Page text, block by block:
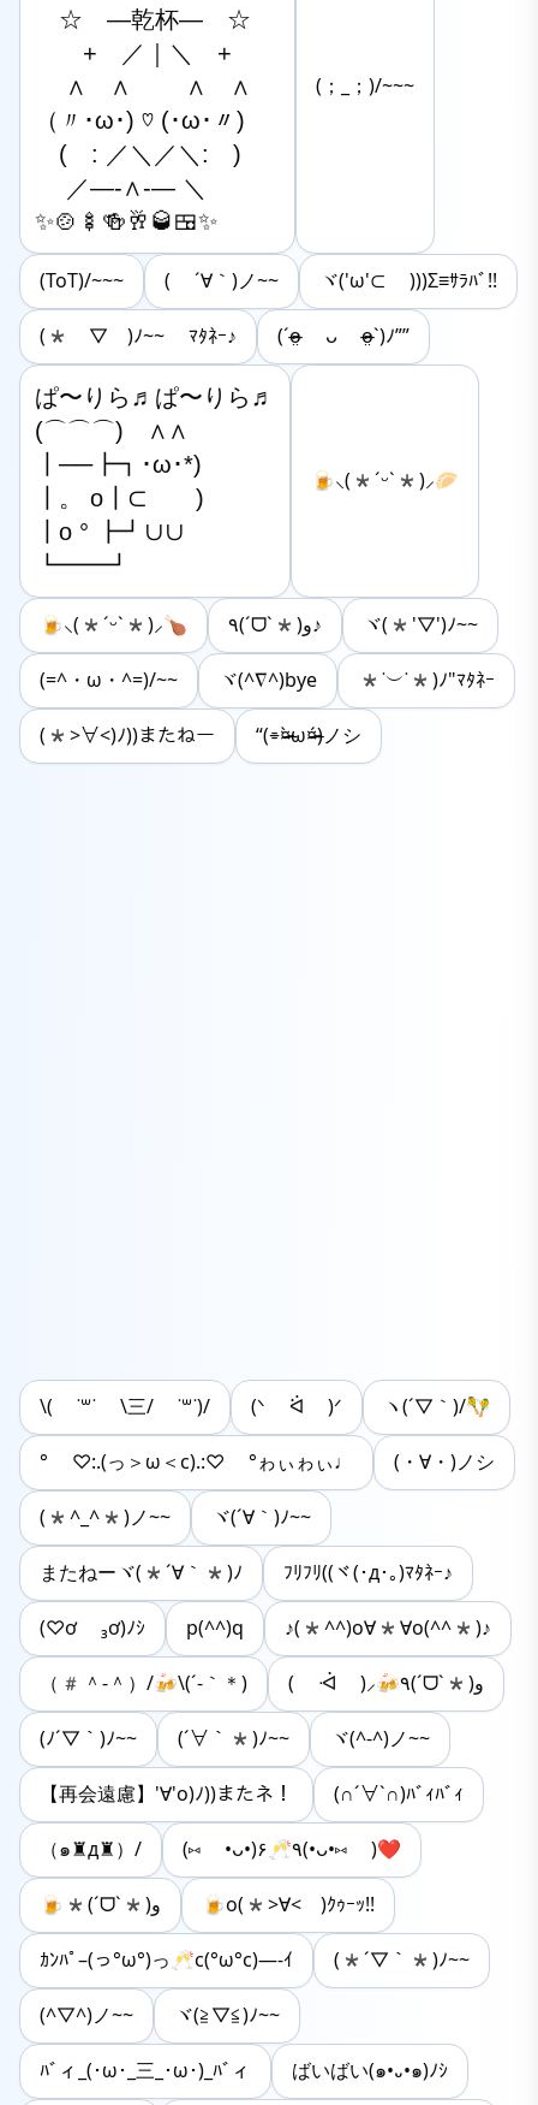
☆　―乾杯―　☆
+　／｜＼　+
∧　∧　　 ∧　∧
（〃･ω･) ♡ (･ω･〃)
(　: ／＼／＼:　)
／―-∧-― ＼
✨🍲🍢🍻🥂🥃🍱✨
(；_；)/~~~
(ToT)/~~~ ( ´∀｀)ノ~~ ヾ('ω'⊂ )))Σ≡ｻﾗﾊﾞ!!
(*￣▽￣)ﾉ~~ ﾏﾀﾈｰ♪ (ˊo̴̶̷̤ ᴗ o̴̶̷̤ˋ)ﾉ””
ぱ〜りら♬ぱ〜りら♬
(⌒⌒⌒)　∧∧
┃──┣┓･ω･*)
┃。 o┃⊂　　)
┃o ° ┣┛∪∪
┗━━┛
🍺⸜(*ˊᵕˋ*)⸝🥟
🍺⸜(*ˊᵕˋ*)⸝🍗 ٩(ˊᗜˋ*)و♪ ヾ(*'▽')ﾉ~~
(=^・ω・^=)/~~ ヾ(^∇^)bye *˙︶˙*)ﾉ"ﾏﾀﾈｰ
(*>∀<)ﾉ))またねー “(⌯¤̴̶̷̀ω¤̴̶̷́)ノシ
\( ˙꒳​˙ \三/ ˙꒳​˙)/ (ᐠ ᐛ )ᐟ ヽ(´▽｀)/🪇
° ♡:.(っ＞ω＜c).:♡ °ゎぃゎぃ♩ (・∀・)ノシ
(*^_^*)ノ~~ ヾ(´∀｀)ﾉ~~
またねーヾ(*´∀｀*)ﾉ ﾌﾘﾌﾘ((ヾ(･д･｡)ﾏﾀﾈｰ♪
(♡ơ ₃ơ)ﾉｼ p(^^)q ♪(*^^)o∀*∀o(^^*)♪
（#＾-＾）/🍻\(´-｀＊) ‎( ᐙ )⸝🍻٩(ˊᗜˋ*)و
(ﾉ´▽｀)ﾉ~~ (´∀｀*)ﾉ~~ ヾ(^-^)ノ~~
【再会遠慮】'∀'o)ﾉ))またネ！ (∩´∀`∩)ﾊﾞｨﾊﾞｨ
（๑♜д♜）/ ‎(⑅ •ᴗ•)۶🥂٩(•ᴗ•⑅ )❤️
🍺*(ˊᗜˋ*)و 🍺o(*>∀< )ｸｩｰｯ!!
ｶﾝﾊﾟ–(っ°ω°)っ🥂c(°ω°c)—-ｲ (*´▽｀*)ﾉ~~
(^▽^)ノ~~ ヾ(≧▽≦)ﾉ~~
ﾊﾞィ_(･ω･_三_･ω･)_ﾊﾞィ ばいばい(๑•᎑•๑)ﾉｼ